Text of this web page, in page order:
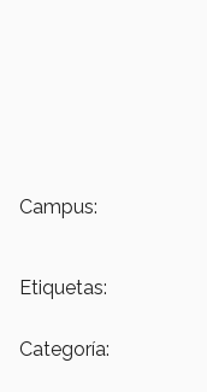
Campus:
Etiquetas:
Categoría: